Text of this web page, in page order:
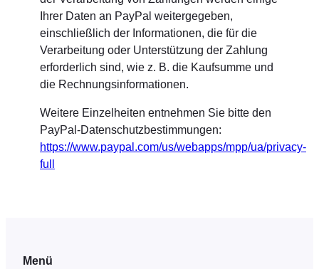
Ihrer Daten an PayPal weitergegeben,
einschließlich der Informationen, die für die
Verarbeitung oder Unterstützung der Zahlung
erforderlich sind, wie z. B. die Kaufsumme und
die Rechnungsinformationen.
Weitere Einzelheiten entnehmen Sie bitte den
PayPal-Datenschutzbestimmungen:
https://www.paypal.com/us/webapps/mpp/ua/privacy-
full
Menü